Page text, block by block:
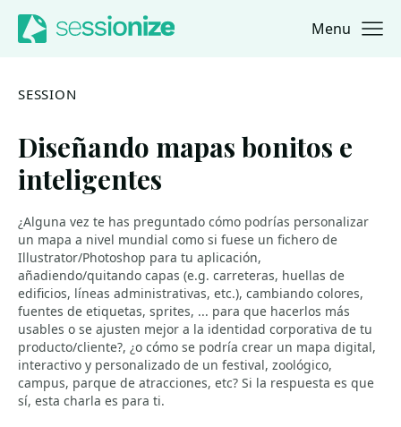
Jump to navigation
Jump to content Menu
SESSION
Diseñando mapas bonitos e
inteligentes
¿Alguna vez te has preguntado cómo podrías personalizar
un mapa a nivel mundial como si fuese un fichero de
Illustrator/Photoshop para tu aplicación,
añadiendo/quitando capas (e.g. carreteras, huellas de
edificios, líneas administrativas, etc.), cambiando colores,
fuentes de etiquetas, sprites, ... para que hacerlos más
usables o se ajusten mejor a la identidad corporativa de tu
producto/cliente?, ¿o cómo se podría crear un mapa digital,
interactivo y personalizado de un festival, zoológico,
campus, parque de atracciones, etc? Si la respuesta es que
sí, esta charla es para ti.